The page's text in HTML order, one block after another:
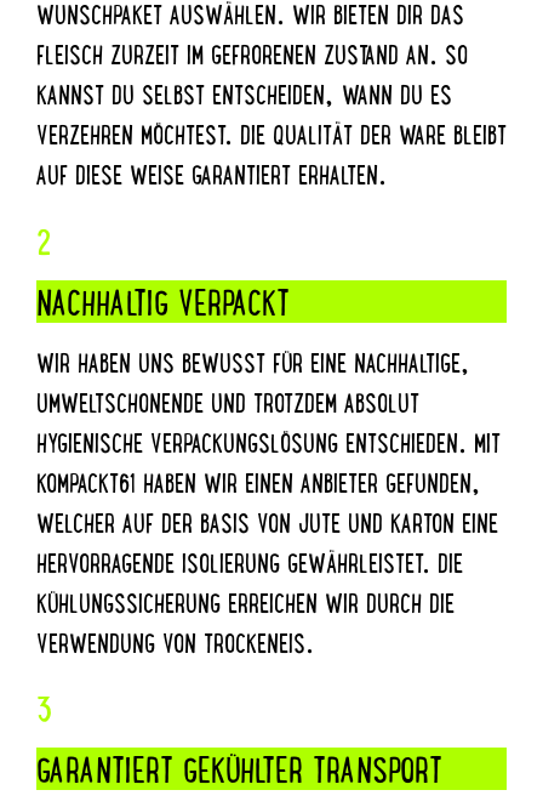
WUNSCHPAKET AUSWÄHLEN. WIR BIETEN DIR DAS
FLEISCH ZURZEIT IM GEFRORENEN ZUSTAND AN. SO
KANNST DU SELBST ENTSCHEIDEN, WANN DU ES
VERZEHREN MÖCHTEST. DIE QUALITÄT DER WARE BLEIBT
AUF DIESE WEISE GARANTIERT ERHALTEN.
2
NACHHALTIG VERPACKT
WIR HABEN UNS BEWUSST FÜR EINE NACHHALTIGE,
UMWELTSCHONENDE UND TROTZDEM ABSOLUT
HYGIENISCHE VERPACKUNGSLÖSUNG ENTSCHIEDEN. MIT
KOMPACKT61 HABEN WIR EINEN ANBIETER GEFUNDEN,
WELCHER AUF DER BASIS VON JUTE UND KARTON EINE
HERVORRAGENDE ISOLIERUNG GEWÄHRLEISTET. DIE
KÜHLUNGSSICHERUNG ERREICHEN WIR DURCH DIE
VERWENDUNG VON TROCKENEIS.
3
GARANTIERT GEKÜHLTER TRANSPORT